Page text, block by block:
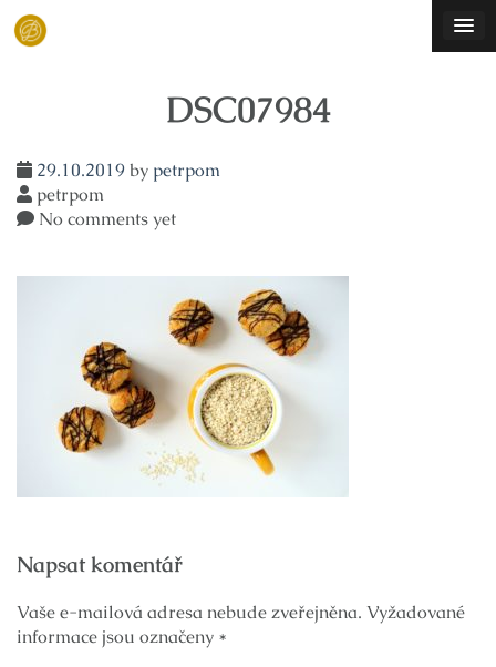
Skip
DSC07984
29.10.2019by petrpom
petrpom
No comments yet
pro
příspěvek
Napsat komentář
Vaše e-mailová adresa nebude zveřejněna. Vyžadované
informace jsou označeny *